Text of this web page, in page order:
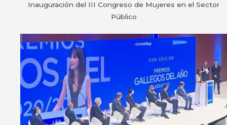
Inauguración del III Congreso de Mujeres en el Sector
Público